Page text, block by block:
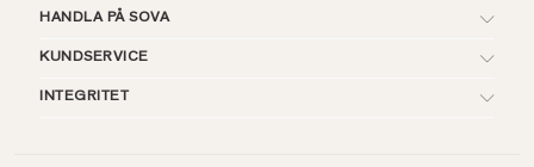
HANDLA PÅ SOVA
KUNDSERVICE
INTEGRITET